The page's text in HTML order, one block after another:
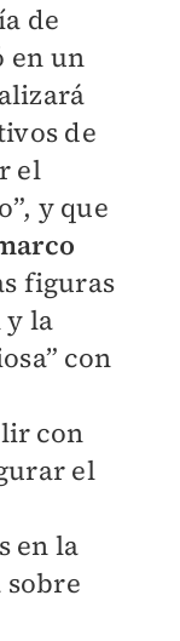
de
en un
de
el
y que
figuras
y la
con
con
el
en la
sobre